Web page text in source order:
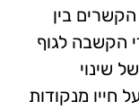
בין
הקשבה לגוף
שינוי
חייו מנקודות